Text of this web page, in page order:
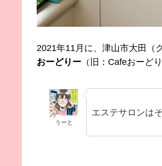
2021年11月に、津山市大田（
おーどりー （旧：Cafeおーど
うーと
エステサロンは